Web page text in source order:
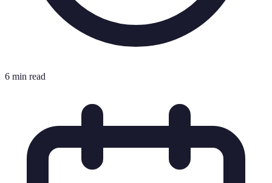
6 min read